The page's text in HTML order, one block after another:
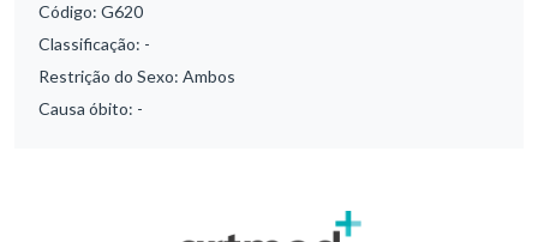
Código: G620
Classificação: -
Restrição do Sexo: Ambos
Causa óbito: -